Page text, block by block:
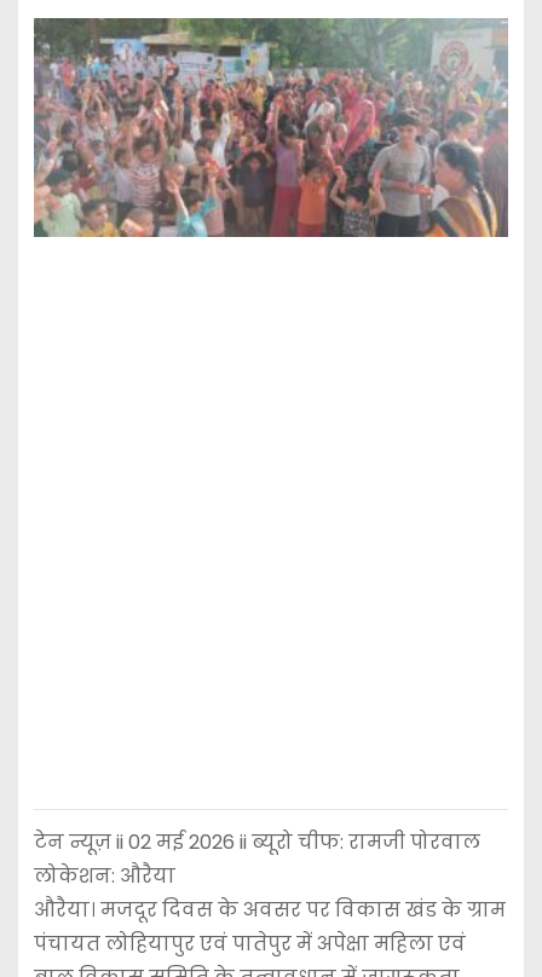
टेन न्यूज़ ii 02 मई 2026 ii ब्यूरो चीफ: रामजी पोरवाल
लोकेशन: औरैया
औरैया। मजदूर दिवस के अवसर पर विकास खंड के ग्राम
पंचायत लोहियापुर एवं पातेपुर में अपेक्षा महिला एवं